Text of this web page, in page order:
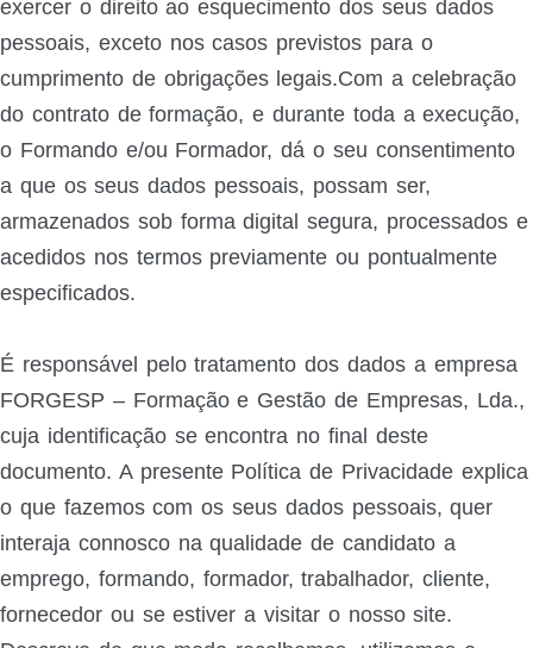
exercer o direito ao esquecimento dos seus dados
pessoais, exceto nos casos previstos para o
cumprimento de obrigações legais.Com a celebração
do contrato de formação, e durante toda a execução,
o Formando e/ou Formador, dá o seu consentimento
a que os seus dados pessoais, possam ser,
armazenados sob forma digital segura, processados e
acedidos nos termos previamente ou pontualmente
especificados.
É responsável pelo tratamento dos dados a empresa
FORGESP – Formação e Gestão de Empresas, Lda.,
cuja identificação se encontra no final deste
documento. A presente Política de Privacidade explica
o que fazemos com os seus dados pessoais, quer
interaja connosco na qualidade de candidato a
emprego, formando, formador, trabalhador, cliente,
fornecedor ou se estiver a visitar o nosso site.